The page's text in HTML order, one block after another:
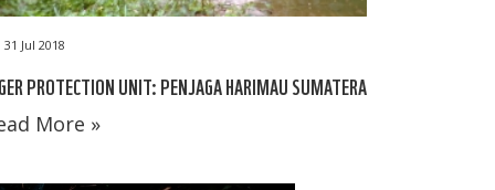
31 Jul 2018
PROTECTION UNIT: PENJAGA HARIMAU SUMATERA
More »